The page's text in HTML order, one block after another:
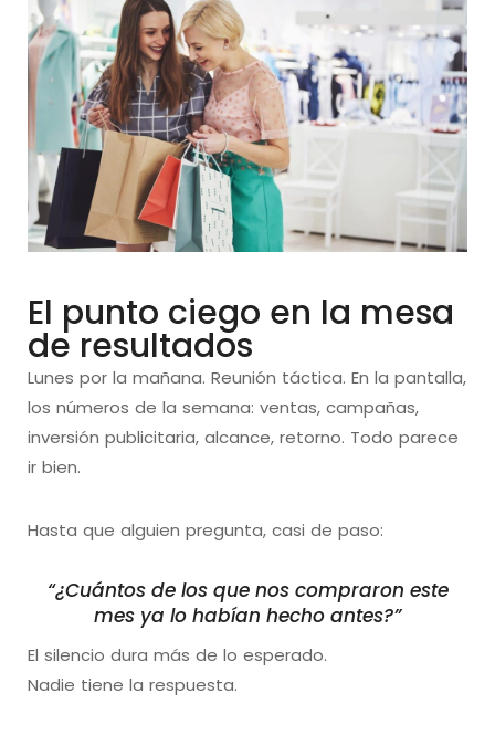
El punto ciego en la mesa
de resultados
Lunes por la mañana. Reunión táctica. En la pantalla,
los números de la semana: ventas, campañas,
inversión publicitaria, alcance, retorno. Todo parece
ir bien.
Hasta que alguien pregunta, casi de paso:
“¿Cuántos de los que nos compraron este
mes ya lo habían hecho antes?”
El silencio dura más de lo esperado.
Nadie tiene la respuesta.